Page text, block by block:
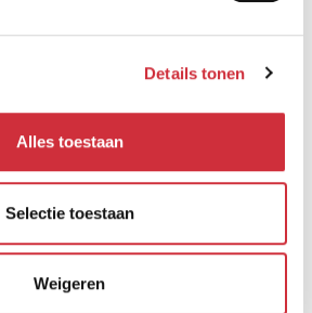
Details tonen
Alles toestaan
Selectie toestaan
Weigeren